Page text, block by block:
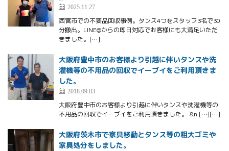
2025.11.27
西宮市での不要品回収事例。タンス4つをスタッフ3名で30
分搬出。LINE@からの即日対応でお客様にも大満足いただ
きました。[…]
大阪府豊中市のお客様より引越に伴いタンスや洗
濯機等の不用品の回収でイーブイをご利用頂きま
した。
2018.09.03
大阪府豊中市のお客様より引越に伴いタンスや洗濯機等の
不用品の回収でイーブイをご利用頂きました。 &n […][…]
大阪府茨木市で家具移動とタンス等の粗大ゴミや
家具処分をしました。